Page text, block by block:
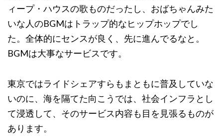
ィープ・ハウスの歌ものだったし、おばちゃんみた
いな人のBGMはトラップ的なヒップホップでし
た。全体的にセンスが良く、先に進んでるなと。
BGMは大事なサービスです。
東京ではライドシェアすらもまともに普及していな
いのに、海を隔てた向こうでは、社会インフラとし
て浸透して、そのサービス内容も目を見張るものが
あります。